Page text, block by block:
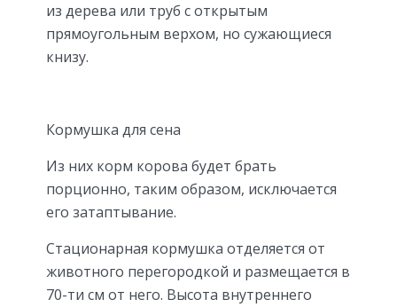
из дерева или труб с открытым
прямоугольным верхом, но сужающиеся
книзу.
Кормушка для сена
Из них корм корова будет брать
порционно, таким образом, исключается
его затаптывание.
Стационарная кормушка отделяется от
животного перегородкой и размещается в
70-ти см от него. Высота внутреннего